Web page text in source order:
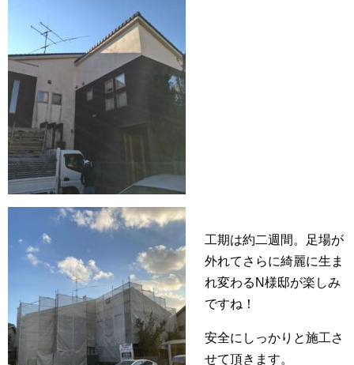
工期は約二週間。足場が
外れてさらに綺麗に生ま
れ変わるN様邸が楽しみ
ですね！
安全にしっかりと施工さ
せて頂きます。